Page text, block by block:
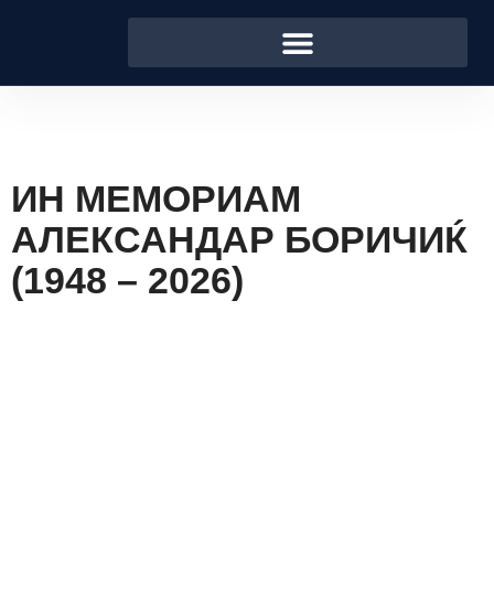
ИН МЕМОРИАМ
АЛЕКСАНДАР БОРИЧИЌ
(1948 – 2026)